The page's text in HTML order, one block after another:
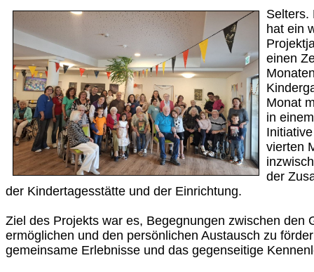
Selters.
hat ein
einen
Monat
in
vierten
der
der Kindertagesstätte und der Einrichtung.
Ziel des Projekts war es, Begegnungen zwischen den
ermöglichen und den persönlichen Austausch zu
gemeinsame Erlebnisse und das gegenseitige